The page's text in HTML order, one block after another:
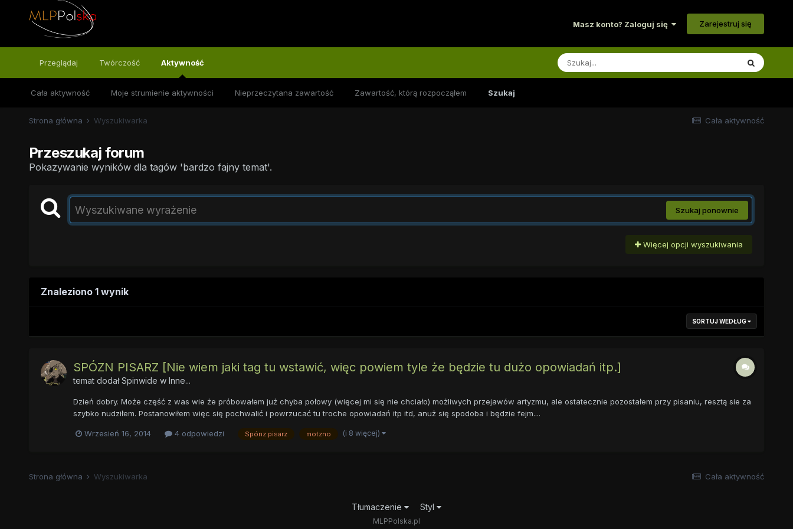
Masz konto? Zaloguj się Zarejestruj się
Przeglądaj Twórczość Aktywność
Cała aktywność Moje strumienie aktywności Nieprzeczytana zawartość Zawartość, którą rozpocząłem Szukaj
Cała aktywność
Strona główna Wyszukiwarka
Przeszukaj forum
Pokazywanie wyników dla tagów 'bardzo fajny temat'.
Szukaj ponownie
Więcej opcji wyszukiwania
Znaleziono 1 wynik
SORTUJ WEDŁUG
SPÓZN PISARZ [Nie wiem jaki tag tu wstawić, więc powiem tyle że będzie tu dużo opowiadań itp.]
temat dodałSpinwide w Inne...
Dzień dobry. Może część z was wie że próbowałem już chyba połowy (więcej mi się nie chciało) możliwych przejawów artyzmu, ale ostatecznie pozostałem przy pisaniu, resztą sie za
szybko nudziłem. Postanowiłem więc się pochwalić i powrzucać tu troche opowiadań itp itd, anuż się spodoba i będzie fejm....
Wrzesień 16, 2014 4 odpowiedzi Spónz pisarz motzno (i 8 więcej)
Cała aktywność
Strona główna Wyszukiwarka
Tłumaczenie Styl
MLPPolska.pl